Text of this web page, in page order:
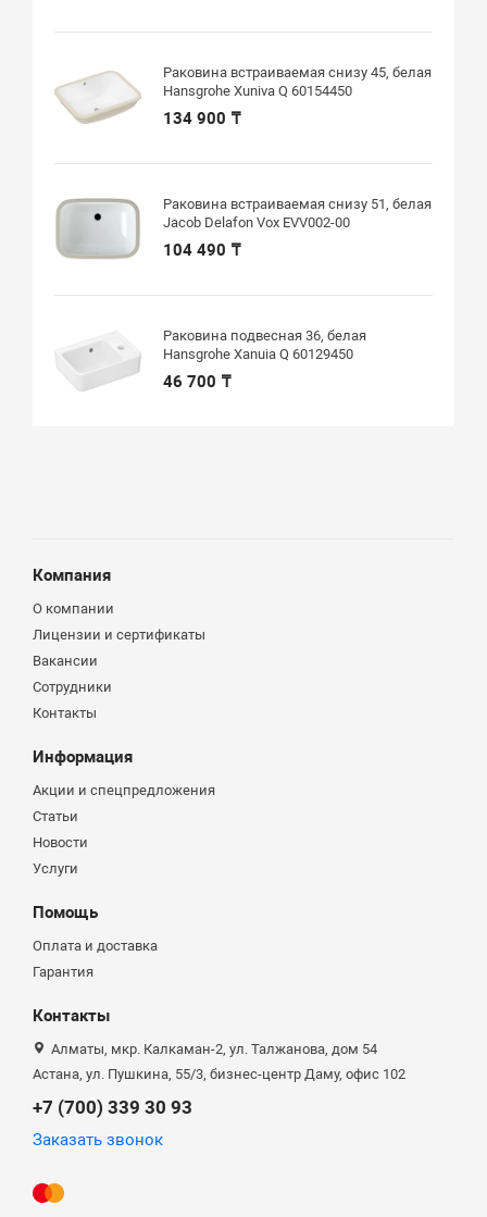
Раковина встраиваемая снизу 45, белая
Hansgrohe Xuniva Q 60154450
134 900 ₸
Раковина встраиваемая снизу 51, белая
Jacob Delafon Vox EVV002-00
104 490 ₸
Раковина подвесная 36, белая
Hansgrohe Xanuia Q 60129450
46 700 ₸
Компания
О компании
Лицензии и сертификаты
Вакансии
Сотрудники
Контакты
Информация
Акции и спецпредложения
Статьи
Новости
Услуги
Помощь
Оплата и доставка
Гарантия
Контакты
Алматы, мкр. Калкаман-2, ул. Талжанова, дом 54
Астана, ул. Пушкина, 55/3, бизнес-центр Даму, офис 102
+7 (700) 339 30 93
Заказать звонок